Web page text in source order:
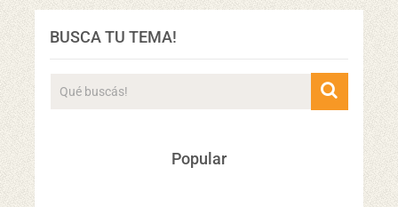
BUSCA TU TEMA!
Popular